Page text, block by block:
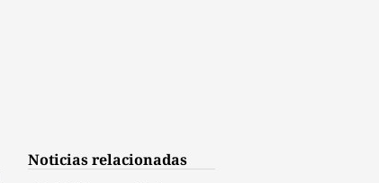
Noticias relacionadas